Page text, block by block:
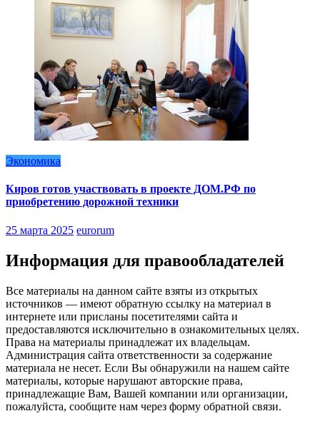
Экономика
Киров готов участвовать в проекте ДОМ.РФ по
приобретению дорожной техники
25 марта 2025 eurorum
Информация для правообладателей
Все материалы на данном сайте взяты из открытых
источников — имеют обратную ссылку на материал в
интернете или присланы посетителями сайта и
предоставляются исключительно в ознакомительных целях.
Права на материалы принадлежат их владельцам.
Администрация сайта ответственности за содержание
материала не несет. Если Вы обнаружили на нашем сайте
материалы, которые нарушают авторские права,
принадлежащие Вам, Вашей компании или организации,
пожалуйста, сообщите нам через форму обратной связи.